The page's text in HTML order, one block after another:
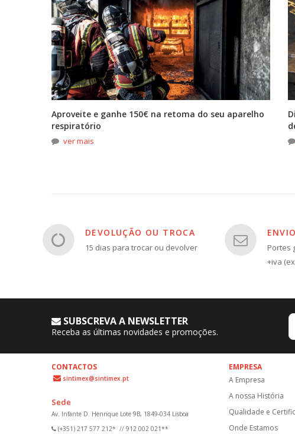
Aproveite e ganhe 150€ na retoma do seu aparelho
respiratório
ver mais
DEVOLUÇÃO OU TROCA
15 dias para trocar ou devolver
Portes
+iva
SUBSCREVA A NEWSLETTER
Receba as últimas novidades e promoções.
CONTACTOS
sintimex@sintimex.pt
Sede
Av. Infante D. Henrique Lote 9B, 1849-034 Lisboa
(+351) 217 577 212* // 912 002 021**
EMPRESA
A Empresa
A nossa História
Qualidade e
Onde Estamos